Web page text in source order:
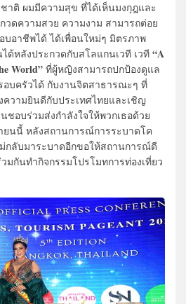
าติ ผมมีความสุข ที่ได้เห็นมงกุฎและ
วดความสวย ความงาม สามารถต่อย
บอาชีพได้ ได้เพื่อนใหม่ๆ มิตรภาพ
ด้หลังประกวดกับสโลแกนเวที เวที “A
World” ที่ผู้หญิงสามารถปกป้องดูแล
บครัวได้ กับงานจิตสาธารณะๆ ที่
วามยินดีกับประเทศไทยและเชิญ
อบร่วมส่งกำลังใจให้พวกเธอด้วย
นนี้ หลังสถานการณ์การระบาดโค
กลับมาระบาดอีกขอให้สถานการณ์ดี
มกันทำกิจกรรมโปรโมทการท่องเที่ยว